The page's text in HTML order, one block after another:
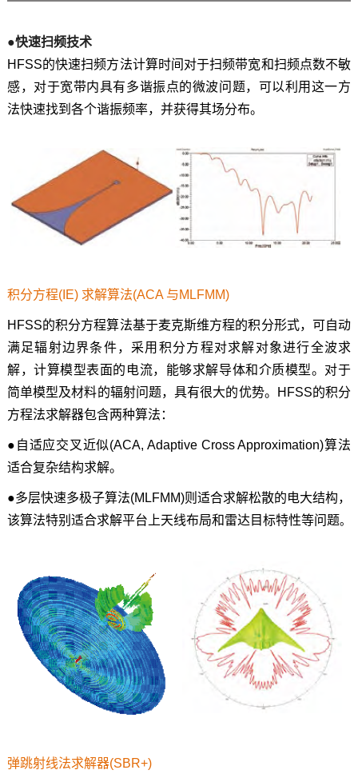
●快速扫频技术
HFSS的快速扫频方法计算时间对于扫频带宽和扫频点数不敏
感，对于宽带内具有多谐振点的微波问题，可以利用这一方
法快速找到各个谐振频率，并获得其场分布。
积分方程(IE) 求解算法(ACA 与MLFMM)
HFSS的积分方程算法基于麦克斯维方程的积分形式，可自动
满足辐射边界条件，采用积分方程对求解对象进行全波求
解，计算模型表面的电流，能够求解导体和介质模型。对于
简单模型及材料的辐射问题，具有很大的优势。HFSS的积分
方程法求解器包含两种算法：
●自适应交叉近似(ACA, Adaptive Cross Approximation)算法
适合复杂结构求解。
●多层快速多极子算法(MLFMM)则适合求解松散的电大结构，
该算法特别适合求解平台上天线布局和雷达目标特性等问题。
弹跳射线法求解器(SBR+)